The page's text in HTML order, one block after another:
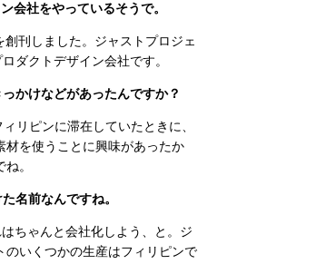
会社をやっているそうで。
刊しました。ジャストプロジェ
ダクトデザイン会社です。
かけなどがあったんですか？
リピンに滞在していたときに、
を使うことに興味があったか
。
名前なんですね。
ちゃんと会社化しよう、と。ジ
のいくつかの生産はフィリピンで